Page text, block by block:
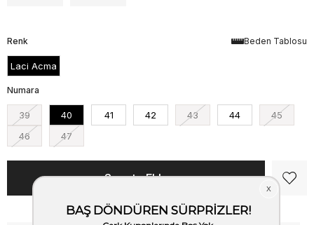
Beden Tablosu
Renk
Laci Acma
Numara
39 40 41 42 43 44
45
46
47